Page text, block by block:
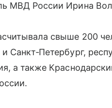
МВД России Ирина
свыше 200
Санкт‑Петербург,
а также